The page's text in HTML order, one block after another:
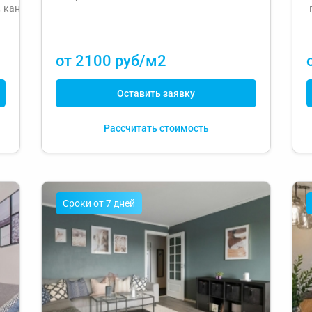
канализации
от 2100 руб/м2
Оставить заявку
Рассчитать стоимость
Cроки от 7 дней